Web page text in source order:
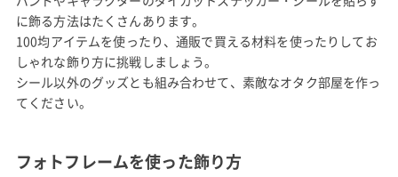
に飾る方法はたくさんあります。
100均アイテムを使ったり、通販で買える材料を使ったりしてお
しゃれな飾り方に挑戦しましょう。
シール以外のグッズとも組み合わせて、素敵なオタク部屋を作っ
てください。
フォトフレームを使った飾り方